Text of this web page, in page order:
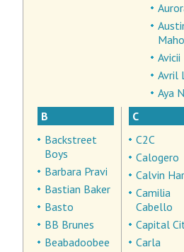
Avicii
Avril
Aya
B
Backstreet
Boys
Barbara Pravi
Bastian Baker
Basto
BB Brunes
Beabadoobee
C
C2C
Calogero
Calvin
Camilia
Cabello
Capital
Carla